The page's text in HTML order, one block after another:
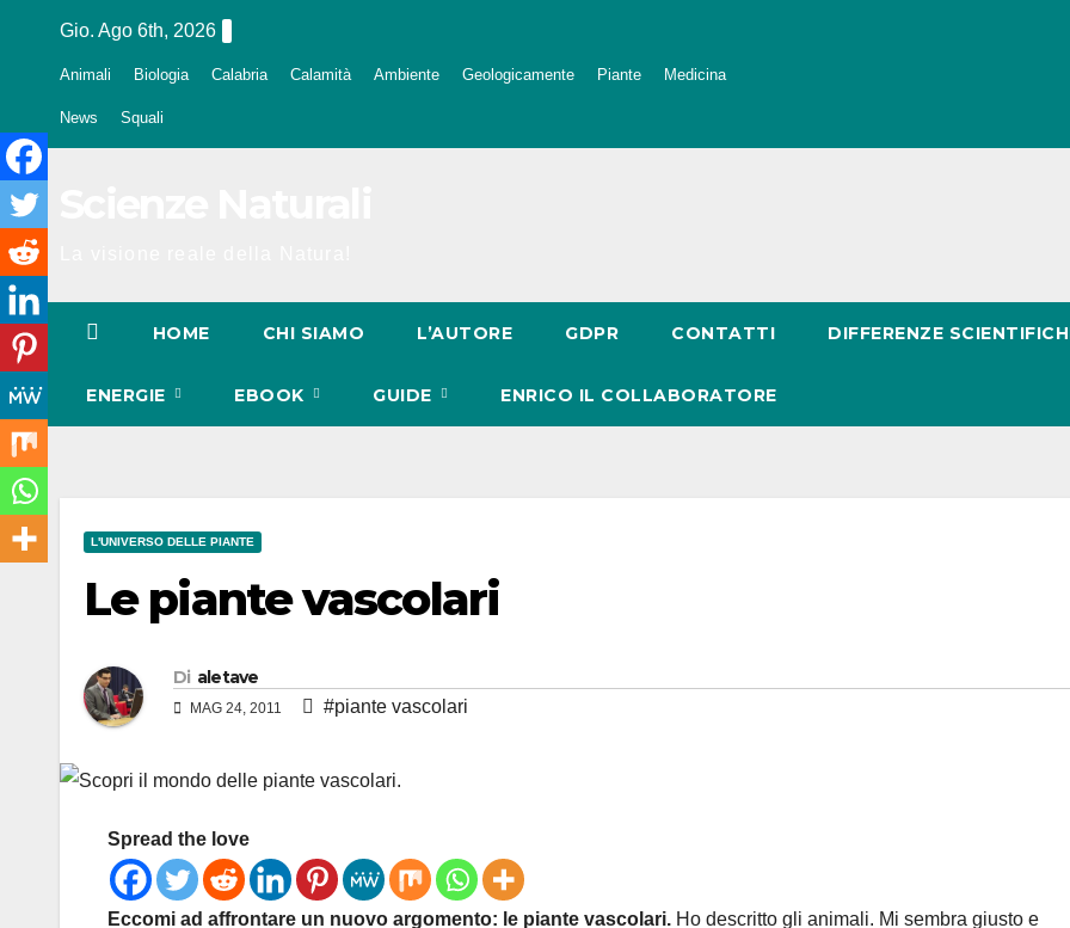
Gio. Ago 6th, 2026
Animali Biologia Calabria Calamità Ambiente Geologicamente Piante Medicina
News Squali
HOME CHI SIAMO L’AUTORE GDPR CONTATTI DIFFERENZE
ENERGIE EBOOK GUIDE ENRICO IL COLLABORATORE
L'UNIVERSO DELLE PIANTE
Le piante vascolari
Di aletave
MAG 24, 2011 #piante vascolari
Spread the love
Eccomi ad affrontare un nuovo argomento: le piante vascolari. Ho descritto gli animali. Mi sembra giusto e